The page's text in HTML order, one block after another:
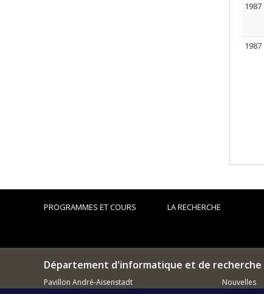
1987
1987
PROGRAMMES ET COURS LA RECHERCHE
Département d'informatique et de
Pavillon André-Aisenstadt
Nouvelles